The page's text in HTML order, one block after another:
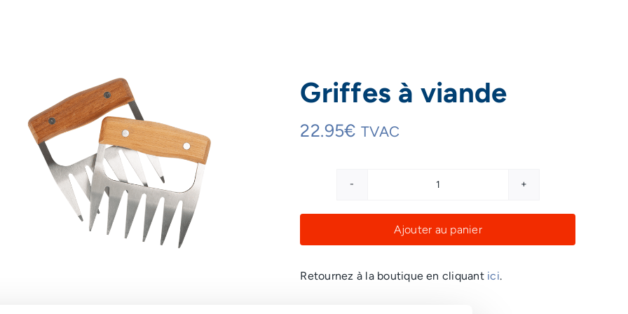
Griffes à viande
22.95€ TVAC
de
Griffes
à
viande
Ajouter au panier
Retournez à la boutique en cliquant ici.